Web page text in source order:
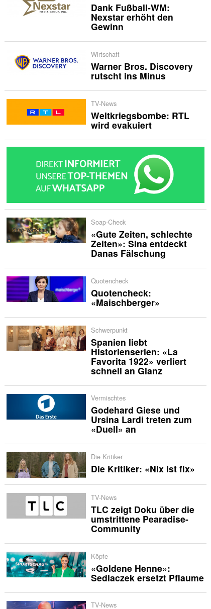
Dank Fußball-WM:
Nexstar erhöht den
Gewinn
Wirtschaft
Warner Bros. Discovery
rutscht ins Minus
TV-News
Weltkriegsbombe: RTL
wird evakuiert
Soap-Check
«Gute Zeiten, schlechte
Zeiten»: Sina entdeckt
Danas Fälschung
Quotencheck
Quotencheck:
«Maischberger»
Schwerpunkt
Spanien liebt
Historienserien: «La
Favorita 1922» verliert
schnell an Glanz
Vermischtes
Godehard Giese und
Ursina Lardi treten zum
«Duell» an
Die Kritiker
Die Kritiker: «Nix ist fix»
TV-News
TLC zeigt Doku über die
umstrittene Pearadise-
Community
Köpfe
«Goldene Henne»:
Sedlaczek ersetzt Pflaume
TV-News